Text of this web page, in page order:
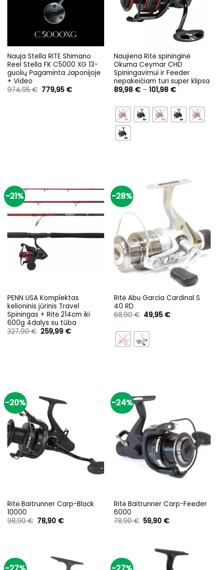
Nauja Stella RITĖ Shimano
Reel Stella FK C5000 XG 13-
guolių Pagaminta Japonijoje
+ Video
974,95€ Original
price
779,95 €Current
Naujiena Ritė spininginė
Okuma Ceymar CHD
Spiningavimui ir Feeder
nepakeičiam turi super klipsa
89,98 € – 101,98 €Price
through
101,98 €
-21%
PENN USA Komplektas
kelioninis jūrinis Travel
Spiningas + Ritė 214cm iki
600g 4dalys su tūba
327,90€ Original
price
259,99 €Current
-28%
Ritė Abu Garcia Cardinal S
40 RD
68,90€ Original
price
68,90 €.
49,95 €Current
-20%
Ritė Baitrunner Carp-Black
10000
98,90€ Original
price
78,90 €Current
-24%
Ritė Baitrunner Carp-Feeder
6000
78,90€ Original
price
59,90 €Current